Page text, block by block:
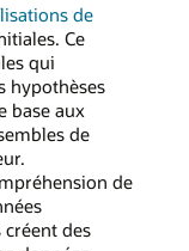
de
Ce
qui
hypothèses
base aux
de
de
des